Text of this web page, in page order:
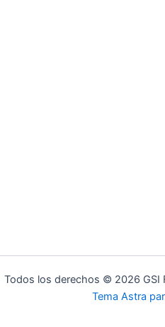
Todos los derechos © 2026 GSI
Tema Astra